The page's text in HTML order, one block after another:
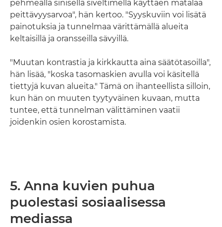
pehmeällä sinisellä siveltimellä käyttäen matalaa
peittävyysarvoa", hän kertoo. "Syyskuviin voi lisätä
painotuksia ja tunnelmaa värittämällä alueita
keltaisillä ja oransseilla sävyillä.
"Muutan kontrastia ja kirkkautta aina säätötasoilla",
hän lisää, "koska tasomaskien avulla voi käsitellä
tiettyjä kuvan alueita." Tämä on ihanteellista silloin,
kun hän on muuten tyytyväinen kuvaan, mutta
tuntee, että tunnelman välittäminen vaatii
joidenkin osien korostamista.
5. Anna kuvien puhua
puolestasi sosiaalisessa
mediassa